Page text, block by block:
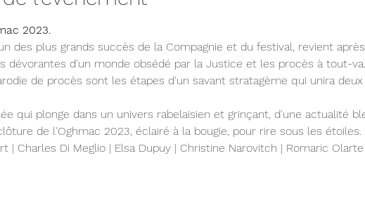
2023.
dévorantes d'un monde obsédé par la Justice et les procès à tout-
de procès sont les étapes d'un savant stratagème qui unira
qui plonge dans un univers rabelaisien et grinçant, d'une actualité
de l'Oghmac 2023, éclairé à la bougie, pour rire sous les étoiles.
| Charles Di Meglio | Elsa Dupuy | Christine Narovitch | Romaric